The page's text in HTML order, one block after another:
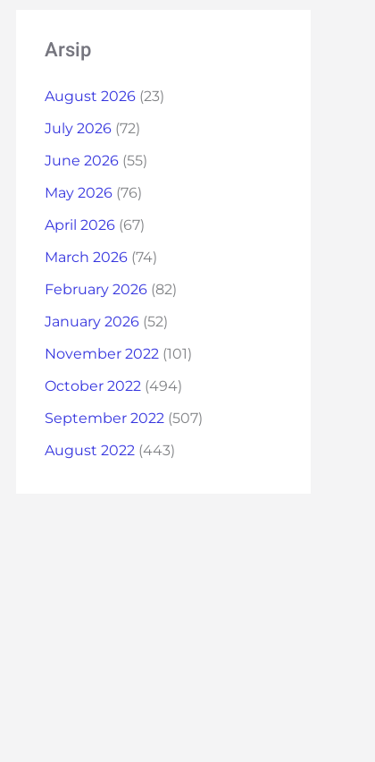
Arsip
August 2026 (23)
July 2026 (72)
June 2026 (55)
May 2026 (76)
April 2026 (67)
March 2026 (74)
February 2026 (82)
January 2026 (52)
November 2022 (101)
October 2022 (494)
September 2022 (507)
August 2022 (443)